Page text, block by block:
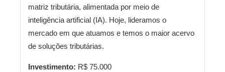
matriz tributária, alimentada por meio de
inteligência artificial (IA). Hoje, lideramos o
mercado em que atuamos e temos o maior acervo
de soluções tributárias.
Investimento: R$ 75.000